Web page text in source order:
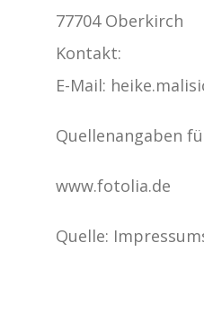
77704 Oberkirch
Kontakt:
E-Mail:
Quellenangaben
www.fotolia.de
Quelle: